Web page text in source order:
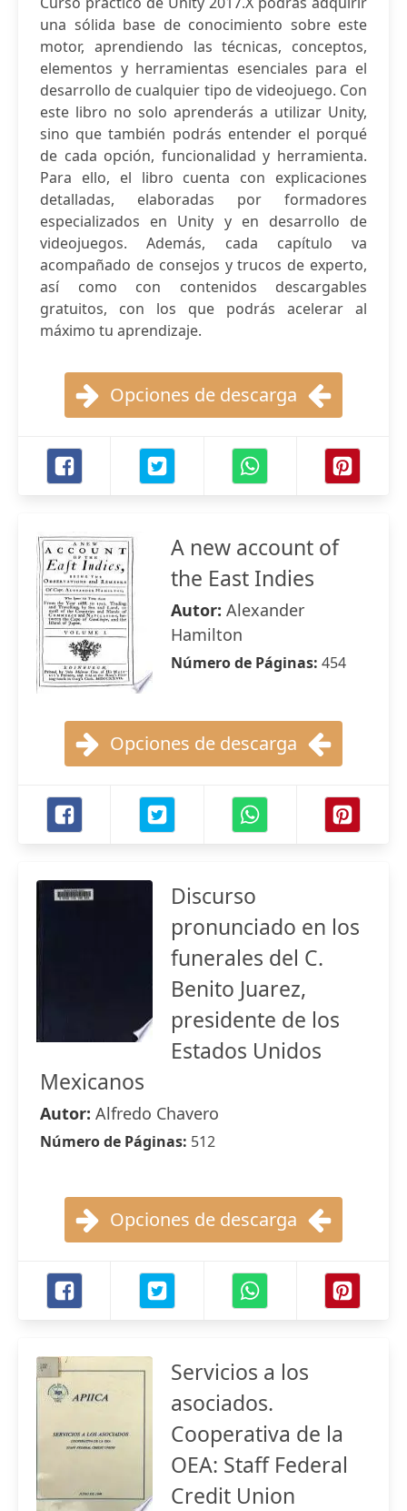
una sólida base de conocimiento sobre este
motor, aprendiendo las técnicas, conceptos,
elementos y herramientas esenciales para el
desarrollo de cualquier tipo de videojuego. Con
este libro no solo aprenderás a utilizar Unity,
sino que también podrás entender el porqué
de cada opción, funcionalidad y herramienta.
Para ello, el libro cuenta con explicaciones
detalladas, elaboradas por formadores
especializados en Unity y en desarrollo de
videojuegos. Además, cada capítulo va
acompañado de consejos y trucos de experto,
así como con contenidos descargables
gratuitos, con los que podrás acelerar al
máximo tu aprendizaje.
Opciones de descarga
A new account of
the East Indies
Autor: Alexander
Hamilton
Número de Páginas: 454
Opciones de descarga
Discurso
pronunciado en los
funerales del C.
Benito Juarez,
presidente de los
Estados Unidos
Mexicanos
Autor: Alfredo Chavero
Número de Páginas: 512
Opciones de descarga
Servicios a los
asociados.
Cooperativa de la
OEA: Staff Federal
Credit Union